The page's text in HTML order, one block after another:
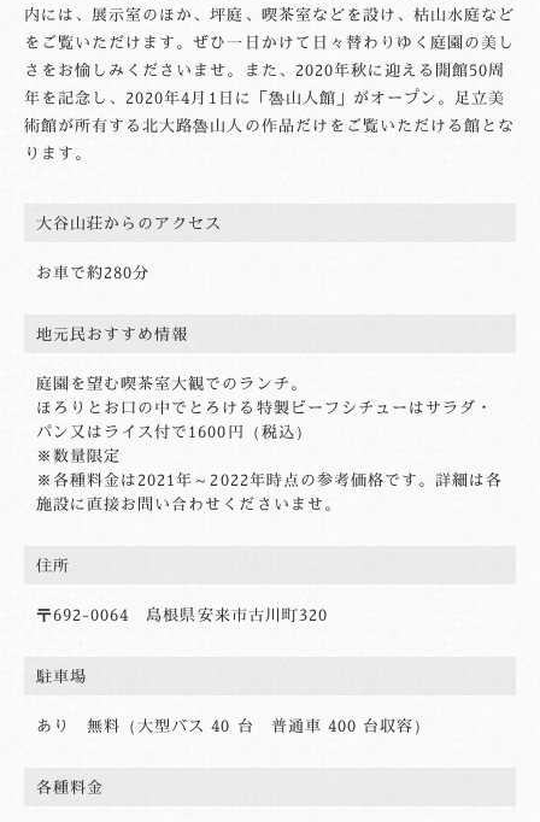
内には、展示室のほか、坪庭、喫茶室などを設け、枯山水庭など
をご覧いただけます。ぜひ一日かけて日々替わりゆく庭園の美し
さをお愉しみくださいませ。また、2020年秋に迎える開館50周
年を記念し、2020年4月1日に「魯山人館」がオープン。足立美
術館が所有する北大路魯山人の作品だけをご覧いただける館とな
ります。
大谷山荘からのアクセス
お車で約280分
地元民おすすめ情報
庭園を望む喫茶室大観でのランチ。
ほろりとお口の中でとろける特製ビーフシチューはサラダ・
パン又はライス付で1600円（税込）
※数量限定
※各種料金は2021年～2022年時点の参考価格です。詳細は各
施設に直接お問い合わせくださいませ。
住所
〒692-0064 島根県安来市古川町320
駐車場
あり 無料（大型バス 40 台 普通車 400 台収容）
各種料金